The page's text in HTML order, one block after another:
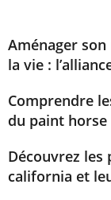
Aménager
la vie :
Comprendre
du paint horse
Découvrez les
california et